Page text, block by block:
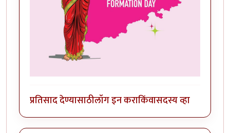
प्रतिसाद देण्यासाठीलॉग इन कराकिंवासदस्य व्हा